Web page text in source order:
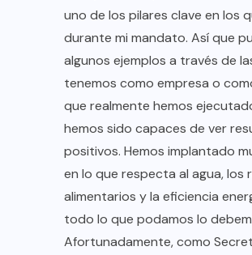
uno de los pilares clave en los
durante mi mandato. Así que
algunos ejemplos a través de
tenemos como empresa o
que realmente hemos
hemos sido capaces de ver
positivos. Hemos implantado
en lo que respecta al agua, los
alimentarios y la eficiencia
todo lo que podamos lo
Afortunadamente, como